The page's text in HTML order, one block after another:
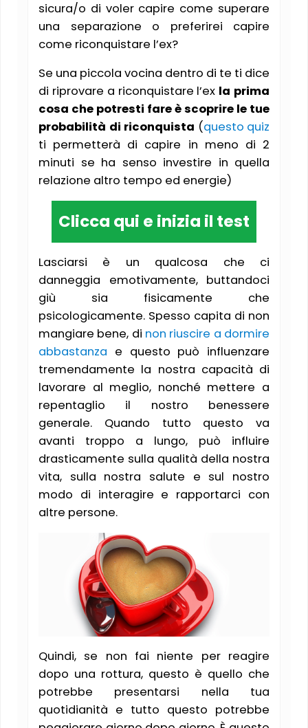
sicura/o di voler capire come superare
una separazione o preferirei capire
come riconquistare l’ex?
Se una piccola vocina dentro di te ti dice
di riprovare a riconquistare l’ex la prima
cosa che potresti fare è scoprire le tue
probabilità di riconquista (questo quiz
ti permetterà di capire in meno di 2
minuti se ha senso investire in quella
relazione altro tempo ed energie)
Clicca qui e inizia il test
Lasciarsi è un qualcosa che ci
danneggia emotivamente, buttandoci
giù sia fisicamente che
psicologicamente. Spesso capita di non
mangiare bene, di non riuscire a dormire
abbastanza e questo può influenzare
tremendamente la nostra capacità di
lavorare al meglio, nonché mettere a
repentaglio il nostro benessere
generale. Quando tutto questo va
avanti troppo a lungo, può influire
drasticamente sulla qualità della nostra
vita, sulla nostra salute e sul nostro
modo di interagire e rapportarci con
altre persone.
Quindi, se non fai niente per reagire
dopo una rottura, questo è quello che
potrebbe presentarsi nella tua
quotidianità e tutto questo potrebbe